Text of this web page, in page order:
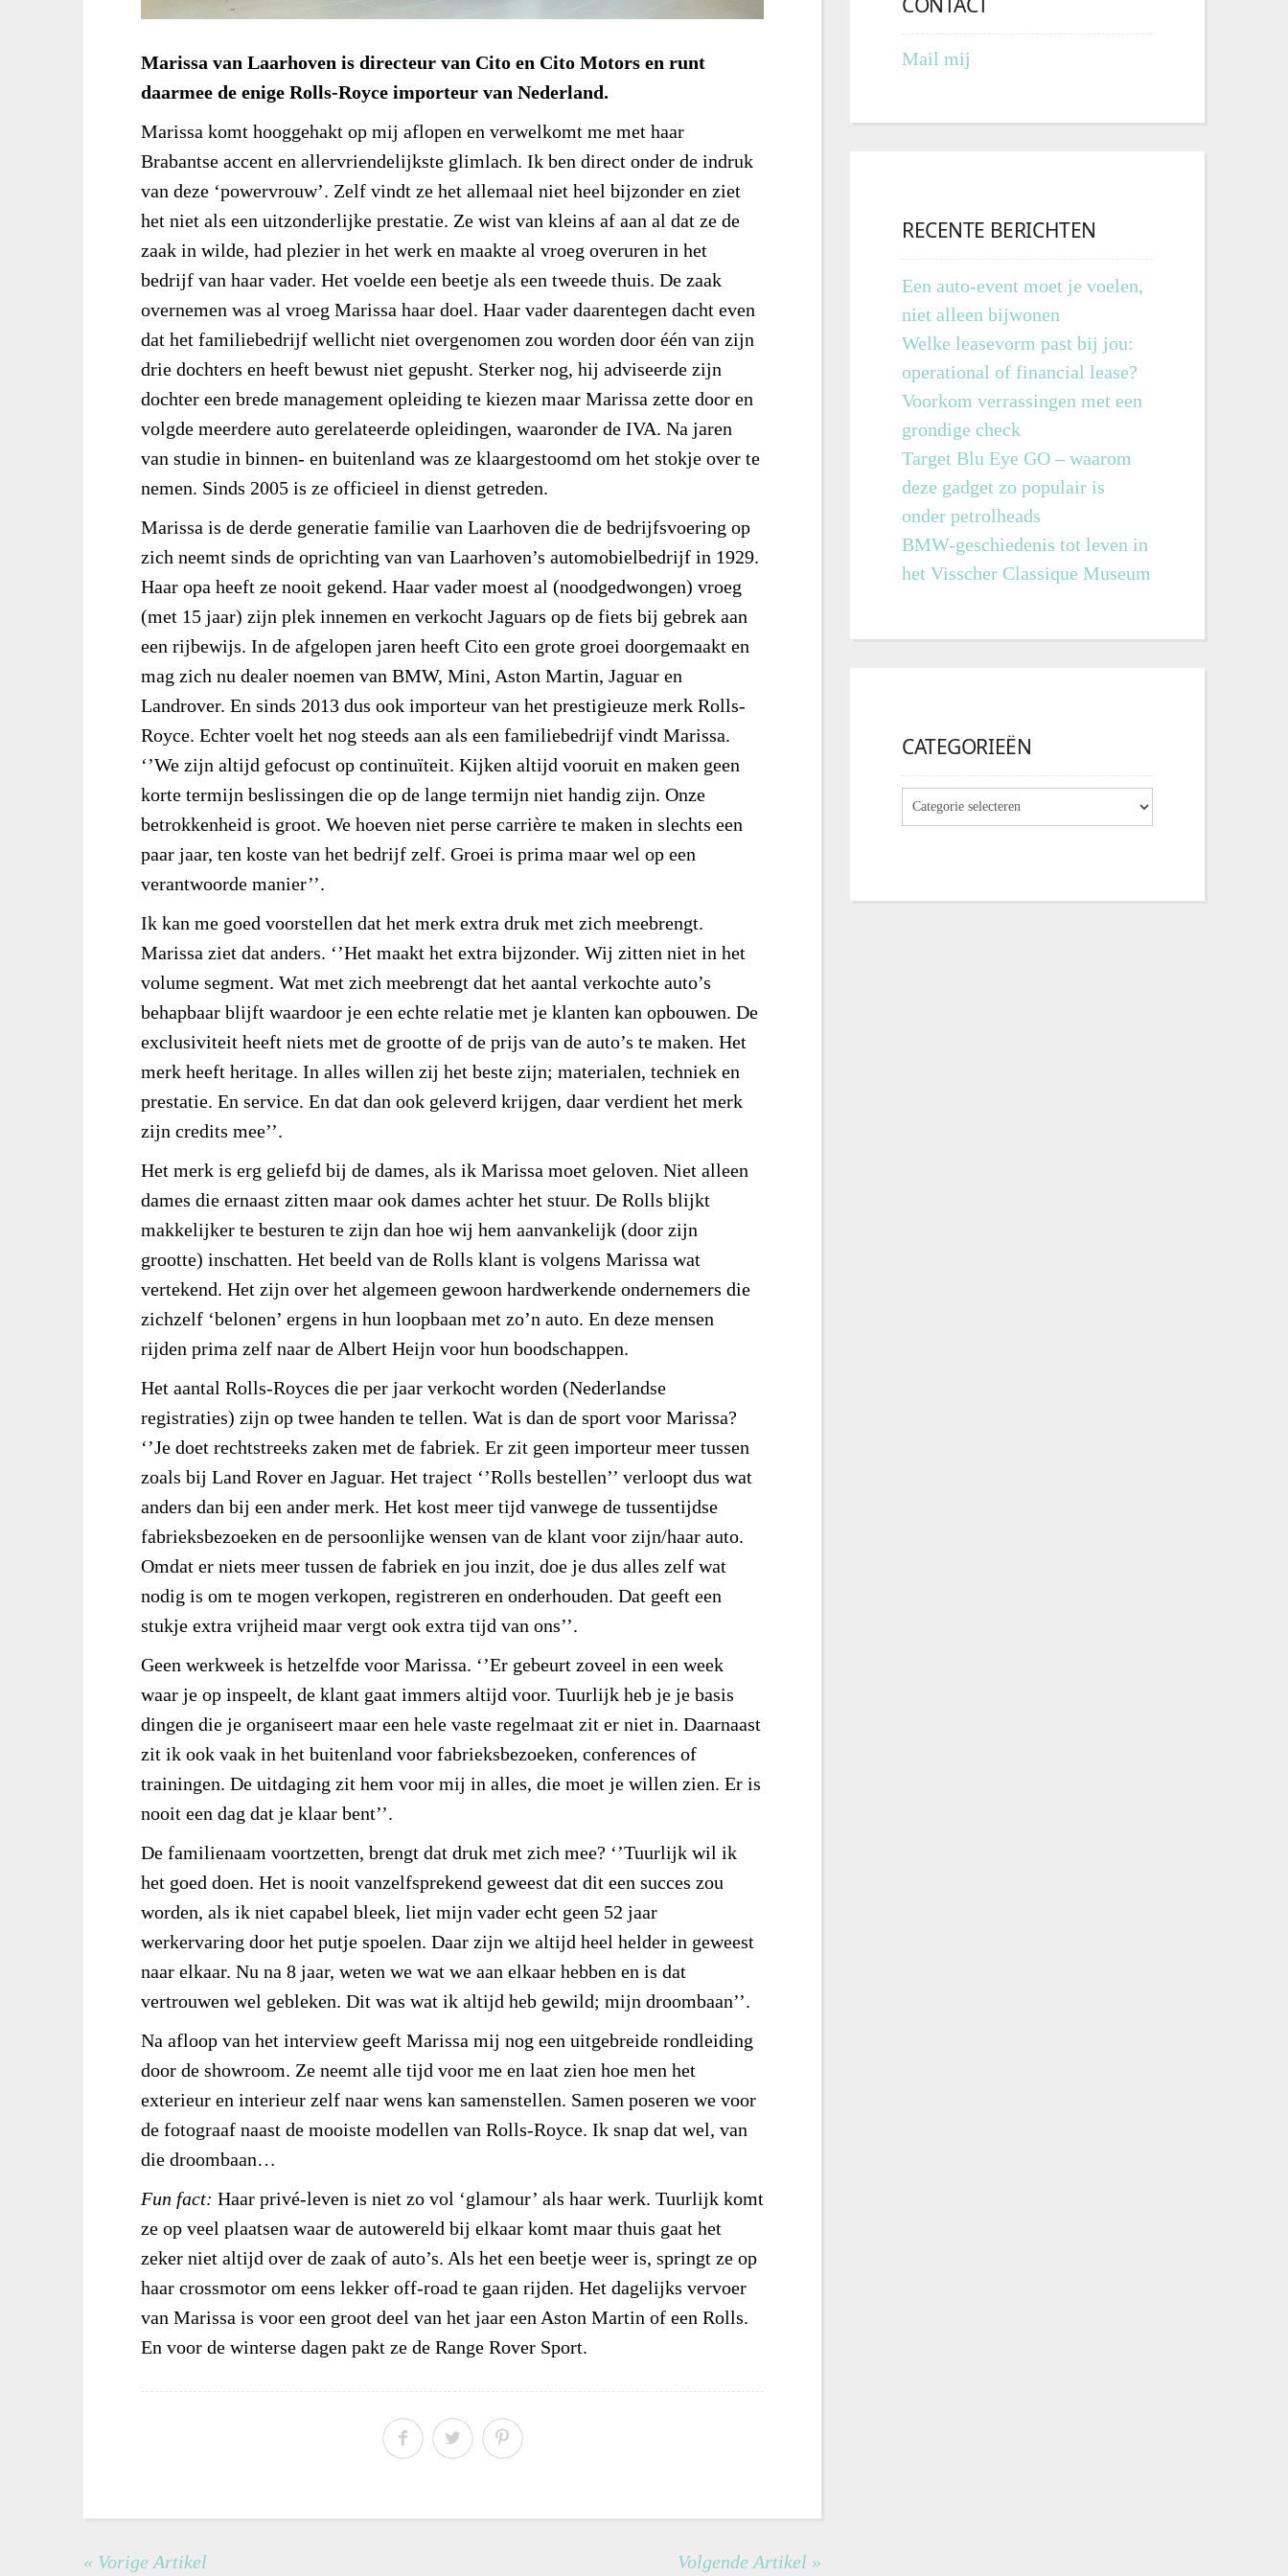
Marissa van Laarhoven is directeur van Cito en Cito Motors en runt
daarmee de enige Rolls-Royce importeur van Nederland.
Marissa komt hooggehakt op mij aflopen en verwelkomt me met haar
Brabantse accent en allervriendelijkste glimlach. Ik ben direct onder de indruk
van deze ‘powervrouw’. Zelf vindt ze het allemaal niet heel bijzonder en ziet
het niet als een uitzonderlijke prestatie. Ze wist van kleins af aan al dat ze de
zaak in wilde, had plezier in het werk en maakte al vroeg overuren in het
bedrijf van haar vader. Het voelde een beetje als een tweede thuis. De zaak
overnemen was al vroeg Marissa haar doel. Haar vader daarentegen dacht even
dat het familiebedrijf wellicht niet overgenomen zou worden door één van zijn
drie dochters en heeft bewust niet gepusht. Sterker nog, hij adviseerde zijn
dochter een brede management opleiding te kiezen maar Marissa zette door en
volgde meerdere auto gerelateerde opleidingen, waaronder de IVA. Na jaren
van studie in binnen- en buitenland was ze klaargestoomd om het stokje over te
nemen. Sinds 2005 is ze officieel in dienst getreden.
Marissa is de derde generatie familie van Laarhoven die de bedrijfsvoering op
zich neemt sinds de oprichting van van Laarhoven’s automobielbedrijf in 1929.
Haar opa heeft ze nooit gekend. Haar vader moest al (noodgedwongen) vroeg
(met 15 jaar) zijn plek innemen en verkocht Jaguars op de fiets bij gebrek aan
een rijbewijs. In de afgelopen jaren heeft Cito een grote groei doorgemaakt en
mag zich nu dealer noemen van BMW, Mini, Aston Martin, Jaguar en
Landrover. En sinds 2013 dus ook importeur van het prestigieuze merk Rolls-
Royce. Echter voelt het nog steeds aan als een familiebedrijf vindt Marissa.
‘’We zijn altijd gefocust op continuïteit. Kijken altijd vooruit en maken geen
korte termijn beslissingen die op de lange termijn niet handig zijn. Onze
betrokkenheid is groot. We hoeven niet perse carrière te maken in slechts een
paar jaar, ten koste van het bedrijf zelf. Groei is prima maar wel op een
verantwoorde manier’’.
Ik kan me goed voorstellen dat het merk extra druk met zich meebrengt.
Marissa ziet dat anders. ‘’Het maakt het extra bijzonder. Wij zitten niet in het
volume segment. Wat met zich meebrengt dat het aantal verkochte auto’s
behapbaar blijft waardoor je een echte relatie met je klanten kan opbouwen. De
exclusiviteit heeft niets met de grootte of de prijs van de auto’s te maken. Het
merk heeft heritage. In alles willen zij het beste zijn; materialen, techniek en
prestatie. En service. En dat dan ook geleverd krijgen, daar verdient het merk
zijn credits mee’’.
Het merk is erg geliefd bij de dames, als ik Marissa moet geloven. Niet alleen
dames die ernaast zitten maar ook dames achter het stuur. De Rolls blijkt
makkelijker te besturen te zijn dan hoe wij hem aanvankelijk (door zijn
grootte) inschatten. Het beeld van de Rolls klant is volgens Marissa wat
vertekend. Het zijn over het algemeen gewoon hardwerkende ondernemers die
zichzelf ‘belonen’ ergens in hun loopbaan met zo’n auto. En deze mensen
rijden prima zelf naar de Albert Heijn voor hun boodschappen.
Het aantal Rolls-Royces die per jaar verkocht worden (Nederlandse
registraties) zijn op twee handen te tellen. Wat is dan de sport voor Marissa?
‘’Je doet rechtstreeks zaken met de fabriek. Er zit geen importeur meer tussen
zoals bij Land Rover en Jaguar. Het traject ‘’Rolls bestellen’’ verloopt dus wat
anders dan bij een ander merk. Het kost meer tijd vanwege de tussentijdse
fabrieksbezoeken en de persoonlijke wensen van de klant voor zijn/haar auto.
Omdat er niets meer tussen de fabriek en jou inzit, doe je dus alles zelf wat
nodig is om te mogen verkopen, registreren en onderhouden. Dat geeft een
stukje extra vrijheid maar vergt ook extra tijd van ons’’.
Geen werkweek is hetzelfde voor Marissa. ‘’Er gebeurt zoveel in een week
waar je op inspeelt, de klant gaat immers altijd voor. Tuurlijk heb je je basis
dingen die je organiseert maar een hele vaste regelmaat zit er niet in. Daarnaast
zit ik ook vaak in het buitenland voor fabrieksbezoeken, conferences of
trainingen. De uitdaging zit hem voor mij in alles, die moet je willen zien. Er is
nooit een dag dat je klaar bent’’.
De familienaam voortzetten, brengt dat druk met zich mee? ‘’Tuurlijk wil ik
het goed doen. Het is nooit vanzelfsprekend geweest dat dit een succes zou
worden, als ik niet capabel bleek, liet mijn vader echt geen 52 jaar
werkervaring door het putje spoelen. Daar zijn we altijd heel helder in geweest
naar elkaar. Nu na 8 jaar, weten we wat we aan elkaar hebben en is dat
vertrouwen wel gebleken. Dit was wat ik altijd heb gewild; mijn droombaan’’.
Na afloop van het interview geeft Marissa mij nog een uitgebreide rondleiding
door de showroom. Ze neemt alle tijd voor me en laat zien hoe men het
exterieur en interieur zelf naar wens kan samenstellen. Samen poseren we voor
de fotograaf naast de mooiste modellen van Rolls-Royce. Ik snap dat wel, van
die droombaan…
Fun fact: Haar privé-leven is niet zo vol ‘glamour’ als haar werk. Tuurlijk komt
ze op veel plaatsen waar de autowereld bij elkaar komt maar thuis gaat het
zeker niet altijd over de zaak of auto’s. Als het een beetje weer is, springt ze op
haar crossmotor om eens lekker off-road te gaan rijden. Het dagelijks vervoer
van Marissa is voor een groot deel van het jaar een Aston Martin of een Rolls.
En voor de winterse dagen pakt ze de Range Rover Sport.
« Vorige Artikel Volgende Artikel »
Mail mij
RECENTE BERICHTEN
Een auto-event moet je voelen,
niet alleen bijwonen
Welke leasevorm past bij jou:
operational of financial lease?
Voorkom verrassingen met een
grondige check
Target Blu Eye GO – waarom
deze gadget zo populair is
onder petrolheads
BMW-geschiedenis tot leven in
het Visscher Classique Museum
CATEGORIEËN